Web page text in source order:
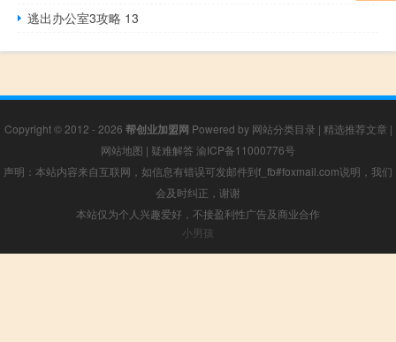
逃出办公室3攻略 13
Copyright © 2012 - 2026 帮创业加盟网 Powered by 网站分类目录 | 精选推荐文章 |
网站地图 | 疑难解答 渝ICP备11000776号
声明：本站内容来自互联网，如信息有错误可发邮件到f_fb#foxmail.com说明，我们
会及时纠正，谢谢
本站仅为个人兴趣爱好，不接盈利性广告及商业合作
小男孩